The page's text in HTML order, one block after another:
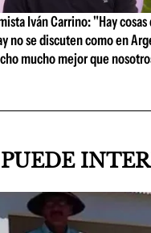
Iván Carrino: "Hay
no se discuten como en
mucho mejor que